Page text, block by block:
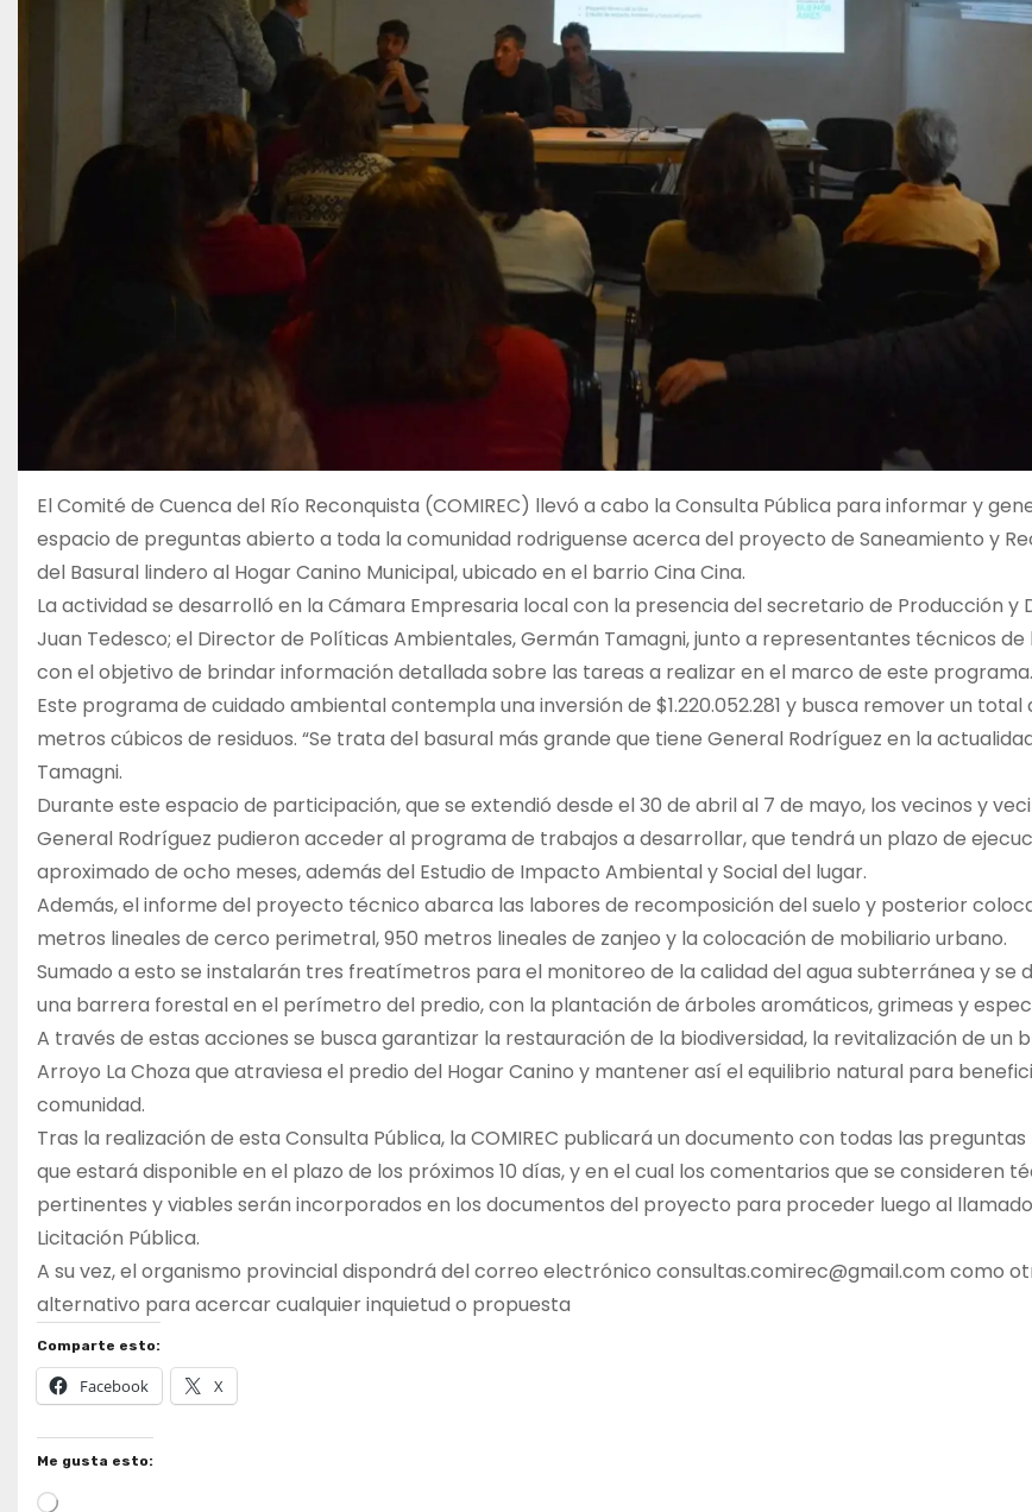
El Comité de Cuenca del Río Reconquista (COMIREC) llevó a cabo la Consulta Pública para informar y
espacio de preguntas abierto a toda la comunidad rodriguense acerca del proyecto de Saneamiento y
del Basural lindero al Hogar Canino Municipal, ubicado en el barrio Cina Cina.
La actividad se desarrolló en la Cámara Empresaria local con la presencia del secretario de Producción y
Juan Tedesco; el Director de Políticas Ambientales, Germán Tamagni, junto a representantes técnicos de
con el objetivo de brindar información detallada sobre las tareas a realizar en el marco de este programa.
Este programa de cuidado ambiental contempla una inversión de $1.220.052.281 y busca remover un total
metros cúbicos de residuos. “Se trata del basural más grande que tiene General Rodríguez en la
Tamagni.
Durante este espacio de participación, que se extendió desde el 30 de abril al 7 de mayo, los vecinos y
General Rodríguez pudieron acceder al programa de trabajos a desarrollar, que tendrá un plazo de
aproximado de ocho meses, además del Estudio de Impacto Ambiental y Social del lugar.
Además, el informe del proyecto técnico abarca las labores de recomposición del suelo y posterior
metros lineales de cerco perimetral, 950 metros lineales de zanjeo y la colocación de mobiliario urbano.
Sumado a esto se instalarán tres freatímetros para el monitoreo de la calidad del agua subterránea y se
una barrera forestal en el perímetro del predio, con la plantación de árboles aromáticos, grimeas y
A través de estas acciones se busca garantizar la restauración de la biodiversidad, la revitalización de un
Arroyo La Choza que atraviesa el predio del Hogar Canino y mantener así el equilibrio natural para
comunidad.
Tras la realización de esta Consulta Pública, la COMIREC publicará un documento con todas las preguntas
que estará disponible en el plazo de los próximos 10 días, y en el cual los comentarios que se consideren
pertinentes y viables serán incorporados en los documentos del proyecto para proceder luego al
Licitación Pública.
A su vez, el organismo provincial dispondrá del correo electrónico consultas.comirec@gmail.com como
alternativo para acercar cualquier inquietud o propuesta
Comparte esto:
Facebook X
Me gusta esto:
Cargando...